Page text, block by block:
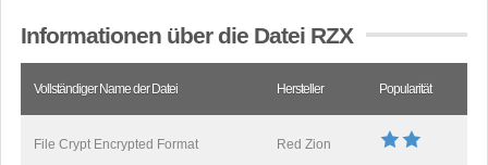
Informationen über die Datei RZX
Vollständiger Name der Datei Hersteller Popularität
File Crypt Encrypted Format Red Zion